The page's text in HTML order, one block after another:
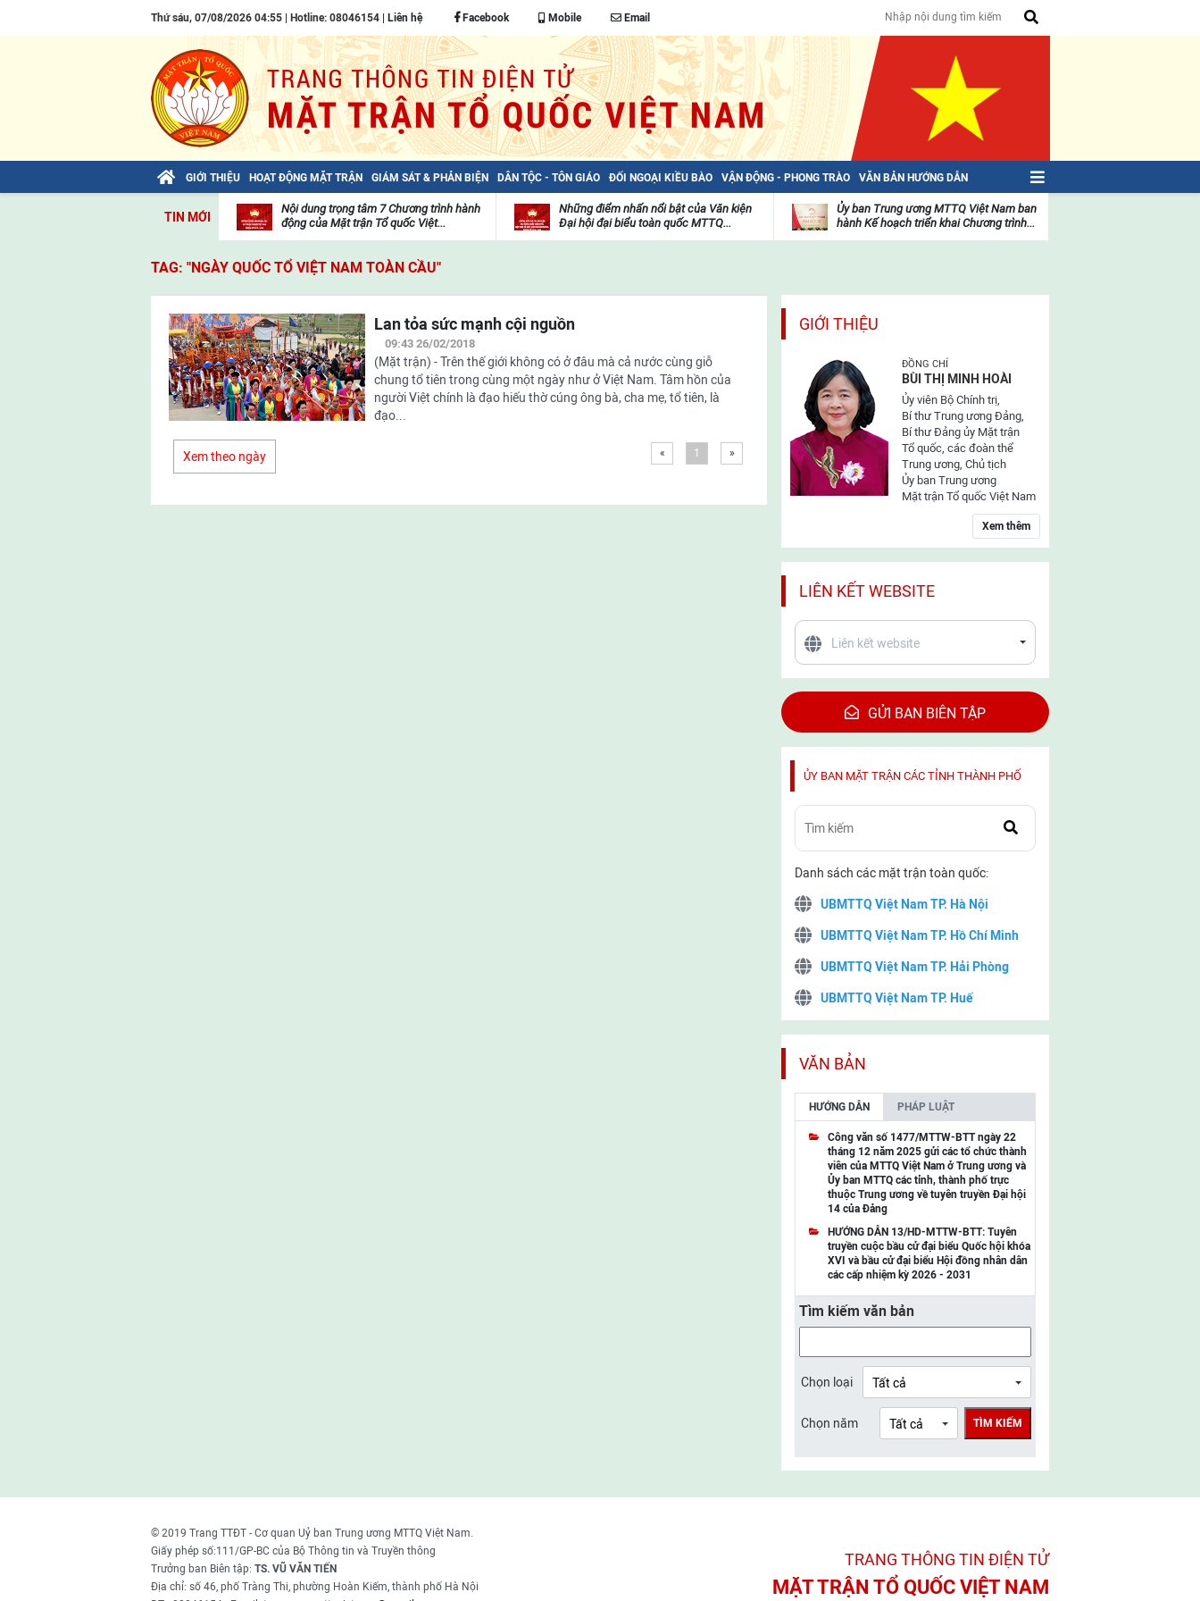
Thứ sáu, 07/08/2026 04:55 | Hotline: 08046154 | Liên hệ Facebook Mobile Email
GIỚI THIỆU HOẠT ĐỘNG MẶT TRẬN GIÁM SÁT & PHẢN BIỆN DÂN TỘC - TÔN GIÁO ĐỐI NGOẠI KIỀU BÀO VẬN ĐỘNG - PHONG TRÀO VĂN BẢN HƯỚNG DẪN
TIN MỚI
Bài viết của Tổng Bí thư Tô Lâm: TIẾN
viện
Nội dung trọng tâm 7 Chương trình hành
động của Mặt trận Tổ quốc Việt...
Những điểm nhấn nổi bật của Văn kiện
Đại hội đại biểu toàn quốc MTTQ...
mặt
trận
Ủy ban Trung ương MTTQ Việt Nam ban
hành Kế hoạch triển khai Chương trình...
TAG: "NGÀY QUỐC TỔ VIỆT NAM TOÀN CẦU"
Lan tỏa sức mạnh cội nguồn
09:43 26/02/2018
(Mặt trận) - Trên thế giới không có ở đâu mà cả nước cùng giỗ
chung tổ tiên trong cùng một ngày như ở Việt Nam. Tâm hồn của
người Việt chính là đạo hiếu thờ cúng ông bà, cha mẹ, tổ tiên, là
đạo...
Xem theo ngày « 1 »
GIỚI THIỆU
ĐỒNG CHÍ
BÙI THỊ MINH HOÀI
Ủy viên Bộ Chính trị,
Bí thư Trung ương Đảng,
Bí thư Đảng ủy Mặt trận
Tổ quốc, các đoàn thể
Trung ương, Chủ tịch
Ủy ban Trung ương
Mặt trận Tổ quốc Việt Nam
Xem thêm
LIÊN KẾT WEBSITE
GỬI BAN BIÊN TẬP
ỦY BAN MẶT TRẬN CÁC TỈNH THÀNH PHỐ
Danh sách các mặt trận toàn quốc:
UBMTTQ Việt Nam TP. Hà Nội
UBMTTQ Việt Nam TP. Hồ Chí Minh
UBMTTQ Việt Nam TP. Hải Phòng
UBMTTQ Việt Nam TP. Huế
UBMTTQ Việt Nam TP. Cần Thơ
UBMTTQ Việt Nam tỉnh Quảng Ninh
UBMTTQ Việt Nam tỉnh Cao Bằng
UBMTTQ Việt Nam tỉnh Lạng Sơn
UBMTTQ Việt Nam tỉnh Lai Châu
UBMTTQ Việt Nam tỉnh Điện Biên
UBMTTQ Việt Nam tỉnh Sơn La
UBMTTQ Việt Nam tỉnh Thanh Hóa
UBMTTQ Việt Nam tỉnh Nghệ An
UBMTTQ Việt Nam tỉnh Lào Cai
UBMTTQ Việt Nam tỉnh Thái Nguyên
UBMTTQ Việt Nam tỉnh Bắc Ninh
UBMTTQ Việt Nam tỉnh Ninh Bình
UBMTTQ Việt Nam tỉnh Quảng Trị
VĂN BẢN
HƯỚNG DẪN PHÁP LUẬT
Công văn số 1477/MTTW-BTT ngày 22
tháng 12 năm 2025 gửi các tổ chức thành
viên của MTTQ Việt Nam ở Trung ương và
Ủy ban MTTQ các tỉnh, thành phố trực
thuộc Trung ương về tuyên truyền Đại hội
14 của Đảng
HƯỚNG DẪN 13/HD-MTTW-BTT: Tuyên
truyền cuộc bầu cử đại biểu Quốc hội khóa
XVI và bầu cử đại biểu Hội đồng nhân dân
các cấp nhiệm kỳ 2026 - 2031
Tìm kiếm văn bản
Chọn loại
Chọn năm TÌM KIẾM
© 2019 Trang TTĐT - Cơ quan Uỷ ban Trung ương MTTQ Việt Nam.
Giấy phép số:111/GP-BC của Bộ Thông tin và Truyền thông
Trưởng ban Biên tập: TS. VŨ VĂN TIẾN
Địa chỉ: số 46, phố Tràng Thi, phường Hoàn Kiếm, thành phố Hà Nội
TRANG THÔNG TIN ĐIỆN TỬ­
MẶT TRẬN TỔ QUỐC VIỆT NAM